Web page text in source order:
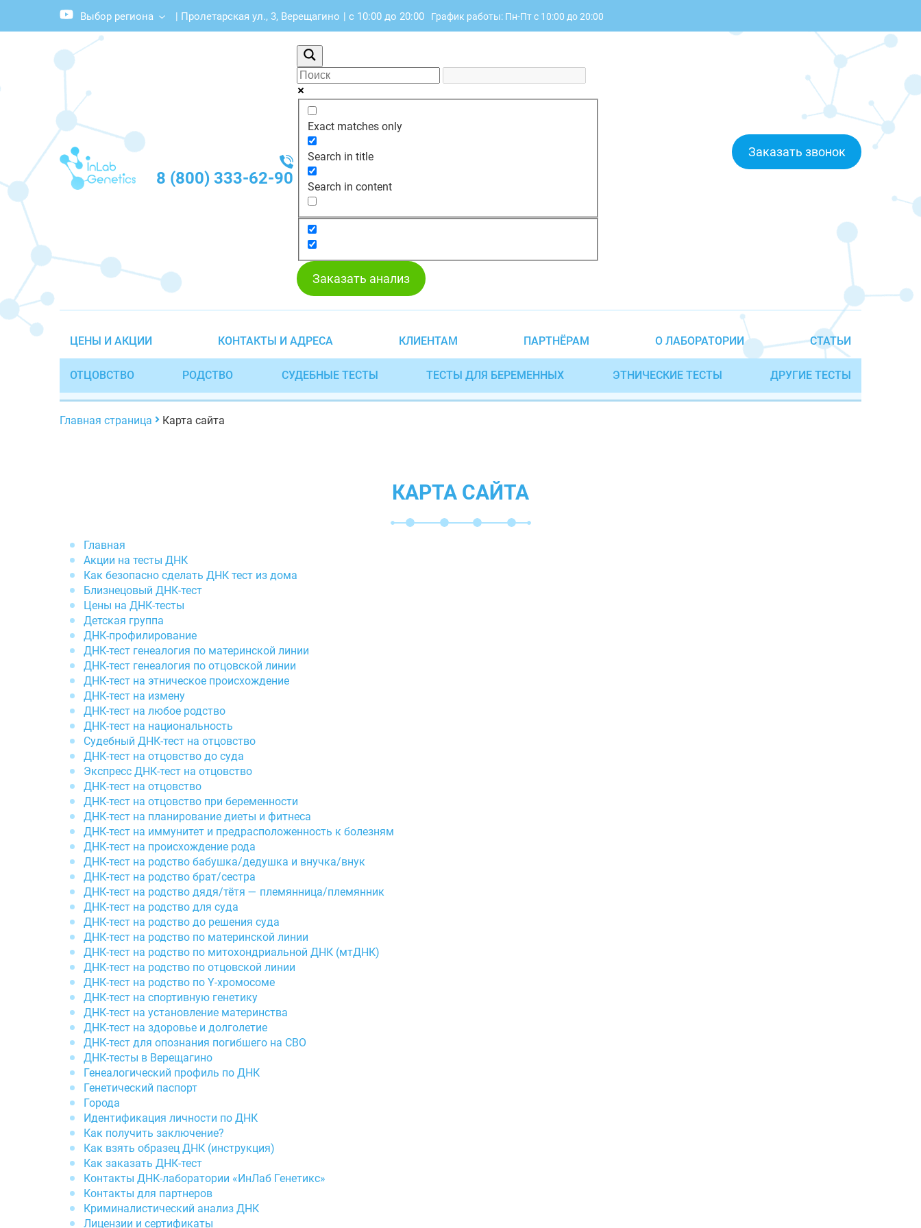
Выбор региона | Пролетарская ул., 3, Верещагино | с 10:00 до 20:00 График работы: Пн-Пт с 10:00 до 20:00
8 (800) 333-62-90
Exact matches only
Search in title
Search in content
Заказать звонок
Заказать анализ
ЦЕНЫ И АКЦИИ КОНТАКТЫ И АДРЕСА КЛИЕНТАМ ПАРТНЁРАМ О ЛАБОРАТОРИИ СТАТЬИ
ОТЦОВСТВО РОДСТВО СУДЕБНЫЕ ТЕСТЫ ТЕСТЫ ДЛЯ БЕРЕМЕННЫХ ЭТНИЧЕСКИЕ ТЕСТЫ ДРУГИЕ ТЕСТЫ
Главная страница Карта сайта
КАРТА САЙТА
Главная
Акции на тесты ДНК
Как безопасно сделать ДНК тест из дома
Близнецовый ДНК-тест
Цены на ДНК-тесты
Детская группа
ДНК-профилирование
ДНК-тест генеалогия по материнской линии
ДНК-тест генеалогия по отцовской линии
ДНК-тест на этническое происхождение
ДНК-тест на измену
ДНК-тест на любое родство
ДНК-тест на национальность
Судебный ДНК-тест на отцовство
ДНК-тест на отцовство до суда
Экспресс ДНК-тест на отцовство
ДНК-тест на отцовство
ДНК-тест на отцовство при беременности
ДНК-тест на планирование диеты и фитнеса
ДНК-тест на иммунитет и предрасположенность к болезням
ДНК-тест на происхождение рода
ДНК-тест на родство бабушка/дедушка и внучка/внук
ДНК-тест на родство брат/сестра
ДНК-тест на родство дядя/тётя — племянница/племянник
ДНК-тест на родство для суда
ДНК-тест на родство до решения суда
ДНК-тест на родство по материнской линии
ДНК-тест на родство по митохондриальной ДНК (мтДНК)
ДНК-тест на родство по отцовской линии
ДНК-тест на родство по Y-хромосоме
ДНК-тест на спортивную генетику
ДНК-тест на установление материнства
ДНК-тест на здоровье и долголетие
ДНК-тест для опознания погибшего на СВО
ДНК-тесты в Верещагино
Генеалогический профиль по ДНК
Генетический паспорт
Города
Идентификация личности по ДНК
Как получить заключение?
Как взять образец ДНК (инструкция)
Как заказать ДНК-тест
Контакты ДНК-лаборатории «ИнЛаб Генетикс»
Контакты для партнеров
Криминалистический анализ ДНК
Лицензии и сертификаты